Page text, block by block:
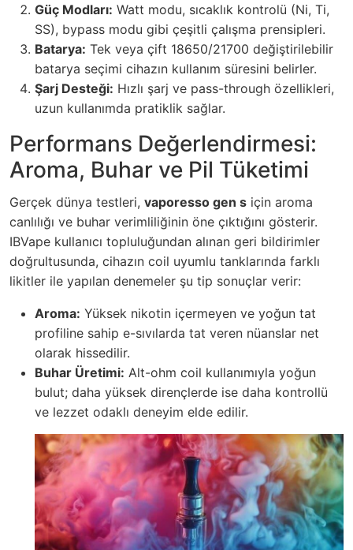
Güç Modları: Watt modu, sıcaklık kontrolü (Ni, Ti,
SS), bypass modu gibi çeşitli çalışma prensipleri.
Batarya: Tek veya çift 18650/21700 değiştirilebilir
batarya seçimi cihazın kullanım süresini belirler.
Şarj Desteği: Hızlı şarj ve pass-through özellikleri,
uzun kullanımda pratiklik sağlar.
Performans Değerlendirmesi:
Aroma, Buhar ve Pil Tüketimi
Gerçek dünya testleri, vaporesso gen s için aroma
canlılığı ve buhar verimliliğinin öne çıktığını gösterir.
IBVape kullanıcı topluluğundan alınan geri bildirimler
doğrultusunda, cihazın coil uyumlu tanklarında farklı
likitler ile yapılan denemeler şu tip sonuçlar verir:
Aroma: Yüksek nikotin içermeyen ve yoğun tat
profiline sahip e-sıvılarda tat veren nüanslar net
olarak hissedilir.
Buhar Üretimi: Alt-ohm coil kullanımıyla yoğun
bulut; daha yüksek dirençlerde ise daha kontrollü
ve lezzet odaklı deneyim elde edilir.